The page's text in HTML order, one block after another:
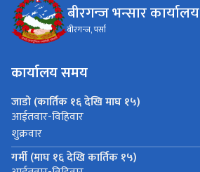
बीरगन्ज भन्सार कार्यालय
बीरगन्ज, पर्सा
कार्यालय समय
जाडो (कार्तिक १६ देखि माघ १५)
आईतवार-विहिवार
शुक्रवार
गर्मी (माघ १६ देखि कार्तिक १५)